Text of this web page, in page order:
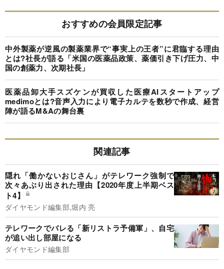
おすすめの会員限定記事
中外製薬が逆風の製薬業界で“事実上の王者”に君臨する理由
とは?社長が語る「米国の医薬品政策、薬価引き下げ圧力、中
国の創薬力、次期社長」
医薬品卸大手スズケンが買収した医療AIスタートアップ
medimoとは?音声入力により電子カルテを数秒で作成、経営
陣が語るM&Aの舞台裏
関連記事
隠れ「働かないおじさん」がテレワーク強制で
次々あぶり出された理由【2020年度上半期ベス
ト4】
ダイヤモンド編集部,堀内 亮
テレワークでバレる「新リストラ予備軍」、自宅
が追い出し部屋になる
ダイヤモンド編集部